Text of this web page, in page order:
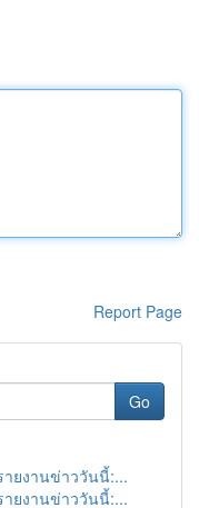
Report Page
Go
ยงานข่าววันนี้:...
ยงานข่าววันนี้:...